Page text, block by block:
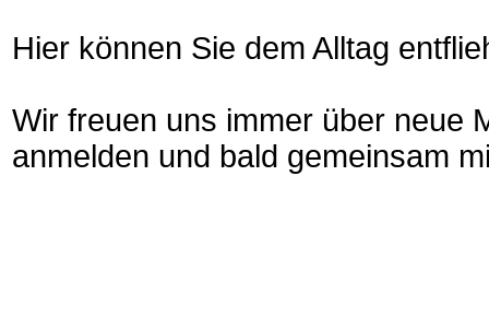
Hier können Sie dem Alltag
Wir freuen uns immer über neue
anmelden und bald gemeinsam